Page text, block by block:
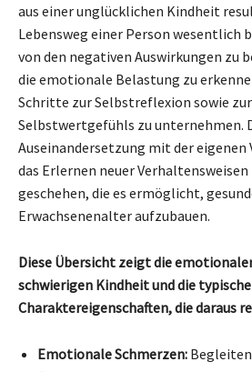
aus einer unglücklichen Kindheit
Lebensweg einer Person wesentlich
von den negativen Auswirkungen zu
die emotionale Belastung zu
Schritte zur Selbstreflexion sowie zur
Selbstwertgefühls zu unternehmen.
Auseinandersetzung mit der eigenen
das Erlernen neuer
geschehen, die es ermöglicht,
Erwachsenenalter aufzubauen.
Diese Übersicht zeigt die
schwierigen Kindheit und die
Charaktereigenschaften, die daraus
Emotionale Schmerzen: